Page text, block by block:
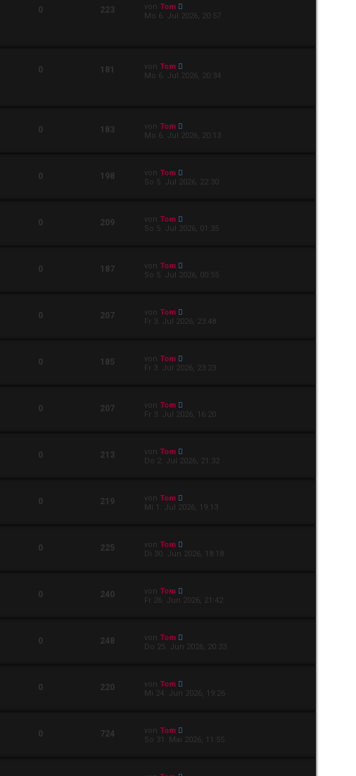
0 223 von Tom
Mo 6. Jul 2026, 20:57
0 181 von Tom
Mo 6. Jul 2026, 20:34
0 183 von Tom
Mo 6. Jul 2026, 20:13
0 198 von Tom
So 5. Jul 2026, 22:30
0 209 von Tom
So 5. Jul 2026, 01:35
0 187 von Tom
So 5. Jul 2026, 00:55
0 207 von Tom
Fr 3. Jul 2026, 23:48
0 185 von Tom
Fr 3. Jul 2026, 23:23
0 207 von Tom
Fr 3. Jul 2026, 16:20
0 213 von Tom
Do 2. Jul 2026, 21:32
0 219 von Tom
Mi 1. Jul 2026, 19:13
0 225 von Tom
Di 30. Jun 2026, 18:18
0 240 von Tom
Fr 26. Jun 2026, 21:42
0 248 von Tom
Do 25. Jun 2026, 20:33
0 220 von Tom
Mi 24. Jun 2026, 19:26
0 724 von Tom
So 31. Mai 2026, 11:55